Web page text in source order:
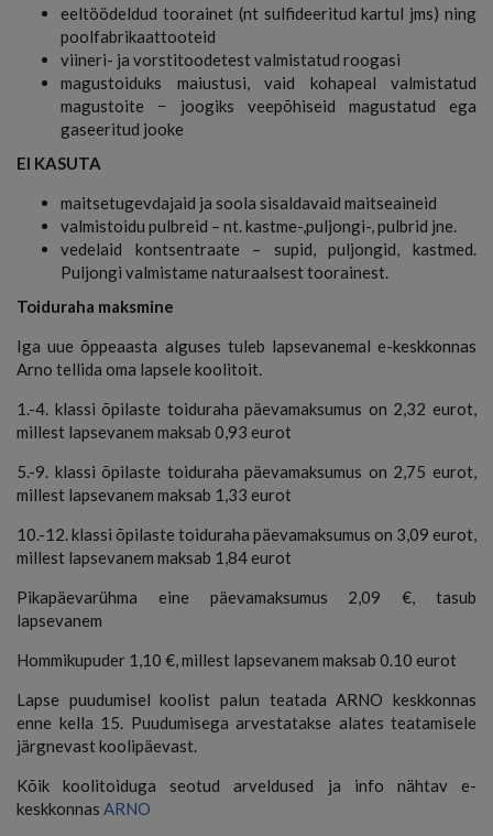
eeltöödeldud toorainet (nt sulfideeritud kartul jms) ning
poolfabrikaattooteid
viineri- ja vorstitoodetest valmistatud roogasi
magustoiduks maiustusi, vaid kohapeal valmistatud
magustoite − joogiks veepõhiseid magustatud ega
gaseeritud jooke
EI KASUTA
maitsetugevdajaid ja soola sisaldavaid maitseaineid
valmistoidu pulbreid – nt. kastme-,puljongi-, pulbrid jne.
vedelaid kontsentraate – supid, puljongid, kastmed.
Puljongi valmistame naturaalsest toorainest.
Toiduraha maksmine
Iga uue õppeaasta alguses tuleb lapsevanemal e-keskkonnas
Arno tellida oma lapsele koolitoit.
1.-4. klassi õpilaste toiduraha päevamaksumus on 2,32 eurot,
millest lapsevanem maksab 0,93 eurot
5.-9. klassi õpilaste toiduraha päevamaksumus on 2,75 eurot,
millest lapsevanem maksab 1,33 eurot
10.-12. klassi õpilaste toiduraha päevamaksumus on 3,09 eurot,
millest lapsevanem maksab 1,84 eurot
Pikapäevarühma eine päevamaksumus 2,09 €, tasub
lapsevanem
Hommikupuder 1,10 €, millest lapsevanem maksab 0.10 eurot
Lapse puudumisel koolist palun teatada ARNO keskkonnas
enne kella 15. Puudumisega arvestatakse alates teatamisele
järgnevast koolipäevast.
Kõik koolitoiduga seotud arveldused ja info nähtav e-
keskkonnas ARNO